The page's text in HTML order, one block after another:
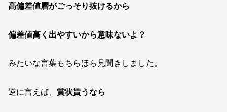
高偏差値層がごっそり抜けるから
偏差値高く出やすいから意味ないよ？
みたいな言葉もちらほら見聞きしました。
逆に言えば、 賞状貰うなら